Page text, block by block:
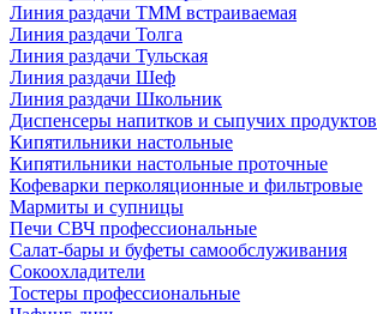
Линия раздачи ТММ встраиваемая
Линия раздачи Толга
Линия раздачи Тульская
Линия раздачи Шеф
Линия раздачи Школьник
Диспенсеры напитков и сыпучих продуктов
Кипятильники настольные
Кипятильники настольные проточные
Кофеварки перколяционные и фильтровые
Мармиты и супницы
Печи СВЧ профессиональные
Салат-бары и буфеты самообслуживания
Сокоохладители
Тостеры профессиональные